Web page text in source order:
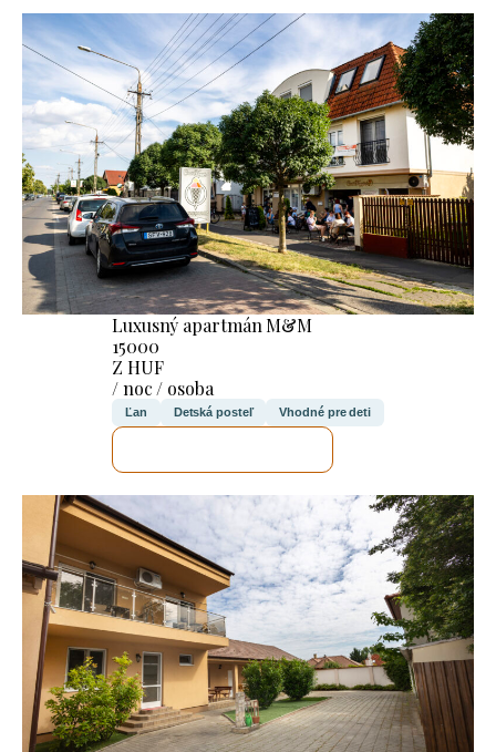
Luxusný apartmán M&M
15000
Z HUF
/ noc / osoba
Ľan Detská posteľ Vhodné pre deti